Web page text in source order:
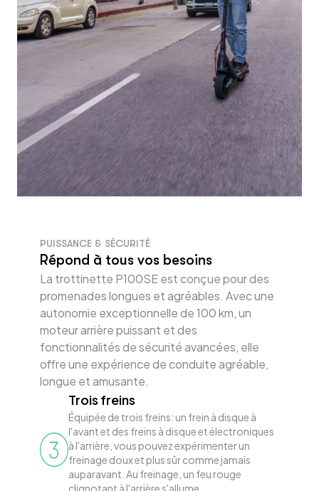
PUISSANCE & SÉCURITÉ
Répond à tous vos besoins
La trottinette P100SE est conçue pour des
promenades longues et agréables. Avec une
autonomie exceptionnelle de 100 km, un
moteur arrière puissant et des
fonctionnalités de sécurité avancées, elle
offre une expérience de conduite agréable,
longue et amusante.
Trois freins
Équipée de trois freins: un frein à disque à
l'avant et des freins à disque et électroniques
à l'arrière, vous pouvez expérimenter un
freinage doux et plus sûr comme jamais
auparavant. Au freinage, un feu rouge
clignotant à l'arrière s'allume